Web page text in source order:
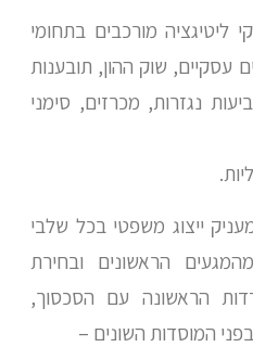
ליטיגציה מורכבים בתחומי
עסקיים, שוק ההון, תובענות
נגזרות, מכרזים, סימני
ייצוג משפטי בכל שלבי
הראשונים ובחירת
הראשונה עם הסכסוך,
המוסדות השונים –